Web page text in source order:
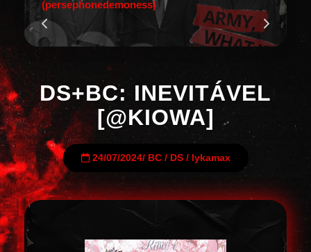
(persephonedemoness)
DS+BC: INEVITÁVEL
[@KIOWA]
24/07/2024/ BC/ DS/ lykamax